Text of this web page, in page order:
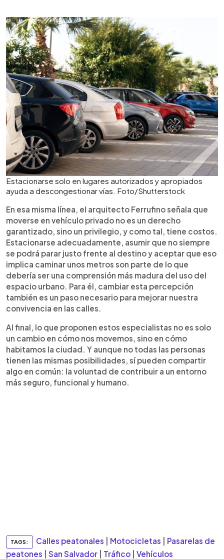
Estacionarse solo en lugares autorizados y apropiados
ayuda a descongestionar vías. Foto/Shutterstock
En esa misma línea, el arquitecto Ferrufino señala que
moverse en vehículo privado no es un derecho
garantizado, sino un privilegio, y como tal, tiene costos.
Estacionarse adecuadamente, asumir que no siempre
se podrá parar justo frente al destino y aceptar que eso
implica caminar unos metros son parte de lo que
debería ser una comprensión más madura del uso del
espacio urbano. Para él, cambiar esta percepción
también es un paso necesario para mejorar nuestra
convivencia en las calles.
Al final, lo que proponen estos especialistas no es solo
un cambio en cómo nos movemos, sino en cómo
habitamos la ciudad. Y aunque no todas las personas
tienen las mismas posibilidades, sí pueden compartir
algo en común: la voluntad de contribuir a un entorno
más seguro, funcional y humano.
TAGS: Calles peatonales Motocicletas
Pasarelas de
peatones
San Salvador Tráfico Vehículos